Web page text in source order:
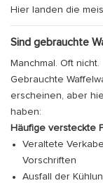
Hier landen die
Sind gebrauchte
Manchmal. Oft nicht.
Gebrauchte
erscheinen, aber
haben:
Häufige versteckte
Veraltete
Vorschriften
Ausfall der